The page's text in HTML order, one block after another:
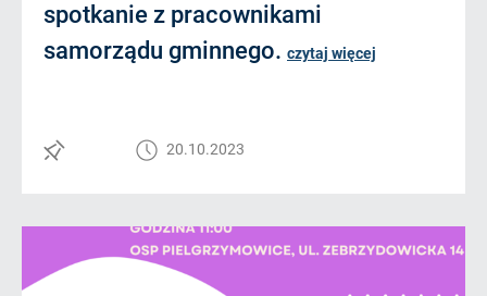
spotkanie z pracownikami
samorządu gminnego. czytaj więcej
20.10.2023